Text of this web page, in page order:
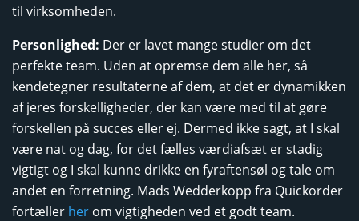
til virksomheden.
Personlighed: Der er lavet mange studier om det
perfekte team. Uden at opremse dem alle her, så
kendetegner resultaterne af dem, at det er dynamikken
af jeres forskelligheder, der kan være med til at gøre
forskellen på succes eller ej. Dermed ikke sagt, at I skal
være nat og dag, for det fælles værdiafsæt er stadig
vigtigt og I skal kunne drikke en fyraftensøl og tale om
andet en forretning. Mads Wedderkopp fra Quickorder
fortæller her om vigtigheden ved et godt team.